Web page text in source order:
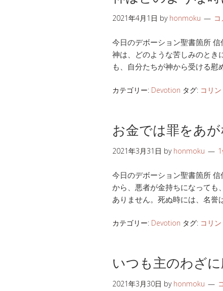
2021年4月1日 by honmoku
今日のデボーション聖書箇所
神は、どのような苦しみのとき
も、自分たちが神から受ける慰
カテゴリー: Devotion タグ: コリ
お金では罪をあ
2021年3月31日 by honmoku
今日のデボーション聖書箇所
から、悪者が金持ちになっても
ありません。死ぬ時には、名誉
カテゴリー: Devotion タグ: コリ
いつも主のわざ
2021年3月30日 by honmoku